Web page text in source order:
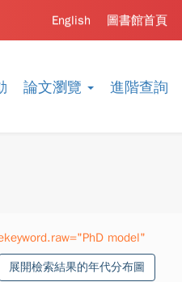
論文瀏覽 進階查詢
圖書館首頁
English
model"
展開檢索結果的年代分布圖